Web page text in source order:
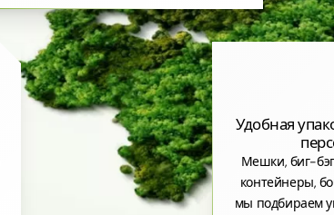
Удобная
Мешки, биг-
контейнеры,
мы подбираем